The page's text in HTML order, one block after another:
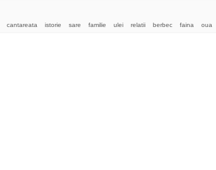
cantareata istorie sare familie ulei relatii berbec faina oua